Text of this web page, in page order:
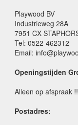
Playwood BV
Industrieweg 28A
7951 CX
Tel: 0522-462312
Email:
Openingstijden
Alleen op afspraak
Postadres: